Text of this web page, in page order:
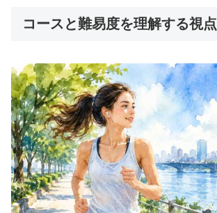
コースと難易度を理解する視点